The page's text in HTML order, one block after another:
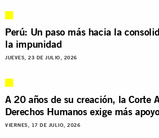
Perú: Un paso más hacia la
la impunidad
JUEVES, 23 DE JULIO, 2026
A 20 años de su creación, la Corte
Derechos Humanos exige más
VIERNES, 17 DE JULIO, 2026